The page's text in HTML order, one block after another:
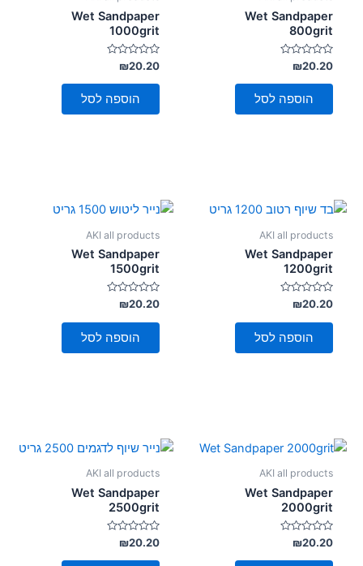
font_download סמן קישורים
לאפס
האפשרויות
Wet Sandpaper
800grit
דורג
0
מתוך
₪20.20
הוספה לסל
Wet Sandpaper
1000grit
דורג
0
מתוך
₪20.20
הוספה לסל
AKI all products
Wet Sandpaper
1200grit
דורג
0
מתוך
₪20.20
הוספה לסל
AKI all products
Wet Sandpaper
1500grit
דורג
0
מתוך
₪20.20
הוספה לסל
AKI all products
Wet Sandpaper
2000grit
דורג
0
מתוך
₪20.20
AKI all products
Wet Sandpaper
2500grit
דורג
0
מתוך
₪20.20